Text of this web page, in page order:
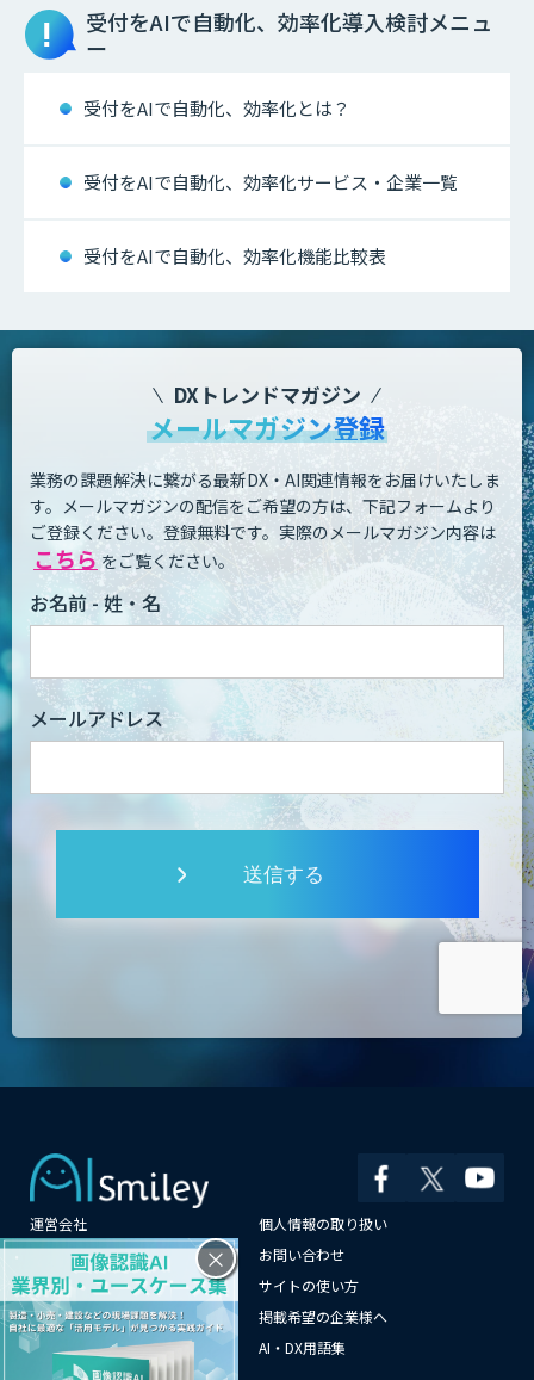
受付をAIで自動化、効率化導入検討メニュ
ー
受付をAIで自動化、効率化とは？
受付をAIで自動化、効率化サービス・企業一覧
受付をAIで自動化、効率化機能比較表
DXトレンドマガジン
メールマガジン登録
業務の課題解決に繋がる最新DX・AI関連情報をお届けいたしま
す。 メールマガジンの配信をご希望の方は、下記フォームより
ご登録ください。登録無料です。 実際のメールマガジン内容は
こちら をご覧ください。
お名前 - 姓・名
メールアドレス
送信する
運営会社
個人情報の取り扱い
よくある質問
お問い合わせ
メールマガジン登録
サイトの使い方
情報提供はこちらから
掲載希望の企業様へ
AI企業一覧
AI・DX用語集
×